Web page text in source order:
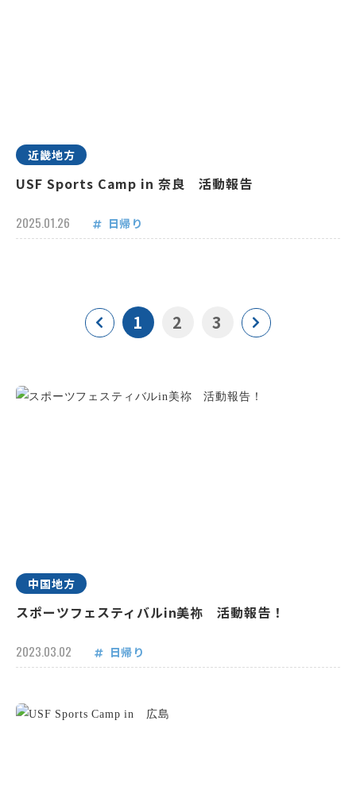
近畿地方
USF Sports Camp in 奈良 活動報告
2025.01.26 日帰り
1 2 3
中国地方
スポーツフェスティバルin美祢 活動報告！
2023.03.02 日帰り